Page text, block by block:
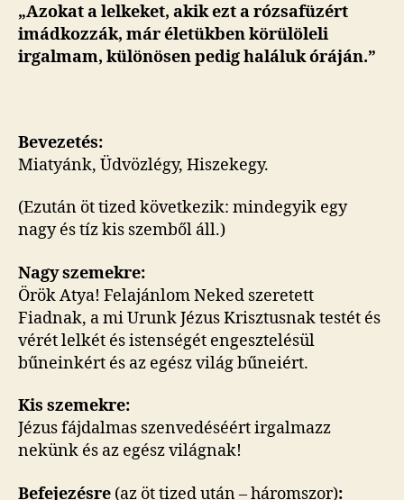
„Azokat a lelkeket, akik ezt a rózsafüzért
imádkozzák, már életükben körülöleli
irgalmam, különösen pedig haláluk óráján.”
Bevezetés:
Miatyánk, Üdvözlégy, Hiszekegy.
(Ezután öt tized következik: mindegyik egy
nagy és tíz kis szemből áll.)
Nagy szemekre:
Örök Atya! Felajánlom Neked szeretett
Fiadnak, a mi Urunk Jézus Krisztusnak testét és
vérét lelkét és istenségét engesztelésül
bűneinkért és az egész világ bűneiért.
Kis szemekre:
Jézus fájdalmas szenvedéséért irgalmazz
nekünk és az egész világnak!
Befejezésre (az öt tized után – háromszor):